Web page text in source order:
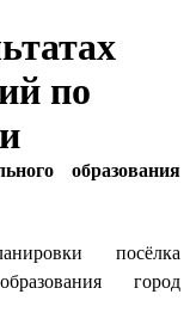
по
образования
посёлка
город